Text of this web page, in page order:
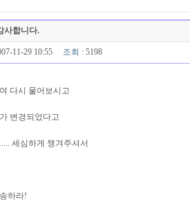
사합니다.
11-29 10:55 조회 : 5198
다시 물어보시고
변경되었다고
세심하게 챙겨주셔서
하라!